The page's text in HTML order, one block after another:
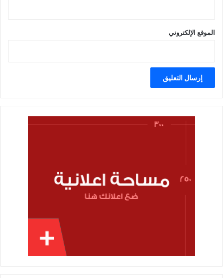
الموقع الإلكتروني